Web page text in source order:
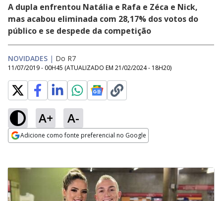
A dupla enfrentou Natália e Rafa e Zéca e Nick,
mas acabou eliminada com 28,17% dos votos do
público e se despede da competição
NOVIDADES | Do R7
11/07/2019 - 00H45 (ATUALIZADO EM 21/02/2024 - 18H20)
A+ A-
Adicione como fonte preferencial no Google